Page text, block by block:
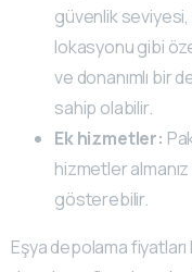
güvenlik seviyesi,
lokasyonu gibi
ve donanımlı bir
sahip olabilir.
Ek hizmetler:
hizmetler
gösterebilir.
Eşya depolama